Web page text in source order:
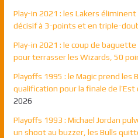
Play-in 2021 : les Lakers
décisif à 3-points et en triple-
Play-in 2021 : le coup de
pour terrasser les Wizards, 50
Playoffs 1995 : le Magic prend les
qualification pour la finale de l’Est
2026
Playoffs 1993 : Michael Jordan
un shoot au buzzer, les Bulls